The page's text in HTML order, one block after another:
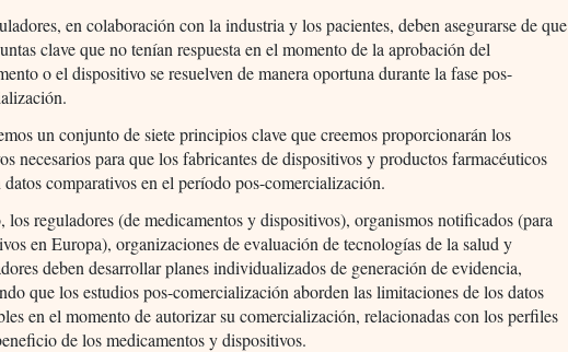
en colaboración con la industria y los pacientes, deben asegurarse de que
clave que no tenían respuesta en el momento de la aprobación del
o el dispositivo se resuelven de manera oportuna durante la fase pos-
un conjunto de siete principios clave que creemos proporcionarán los
necesarios para que los fabricantes de dispositivos y productos farmacéuticos
datos comparativos en el período pos-comercialización.
los reguladores (de medicamentos y dispositivos), organismos notificados (para
en Europa), organizaciones de evaluación de tecnologías de la salud y
deben desarrollar planes individualizados de generación de evidencia,
que los estudios pos-comercialización aborden las limitaciones de los datos
en el momento de autorizar su comercialización, relacionadas con los perfiles
de los medicamentos y dispositivos.